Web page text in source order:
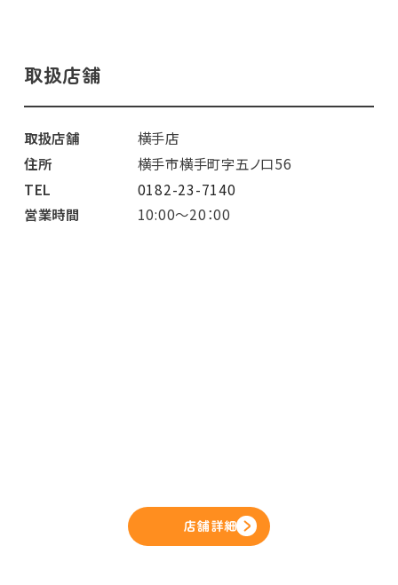
取扱店舗
取扱店舗
横手店
住所
横手市横手町字五ノ口56
TEL
0182-23-7140
営業時間
10:00～20：00
店舗詳細